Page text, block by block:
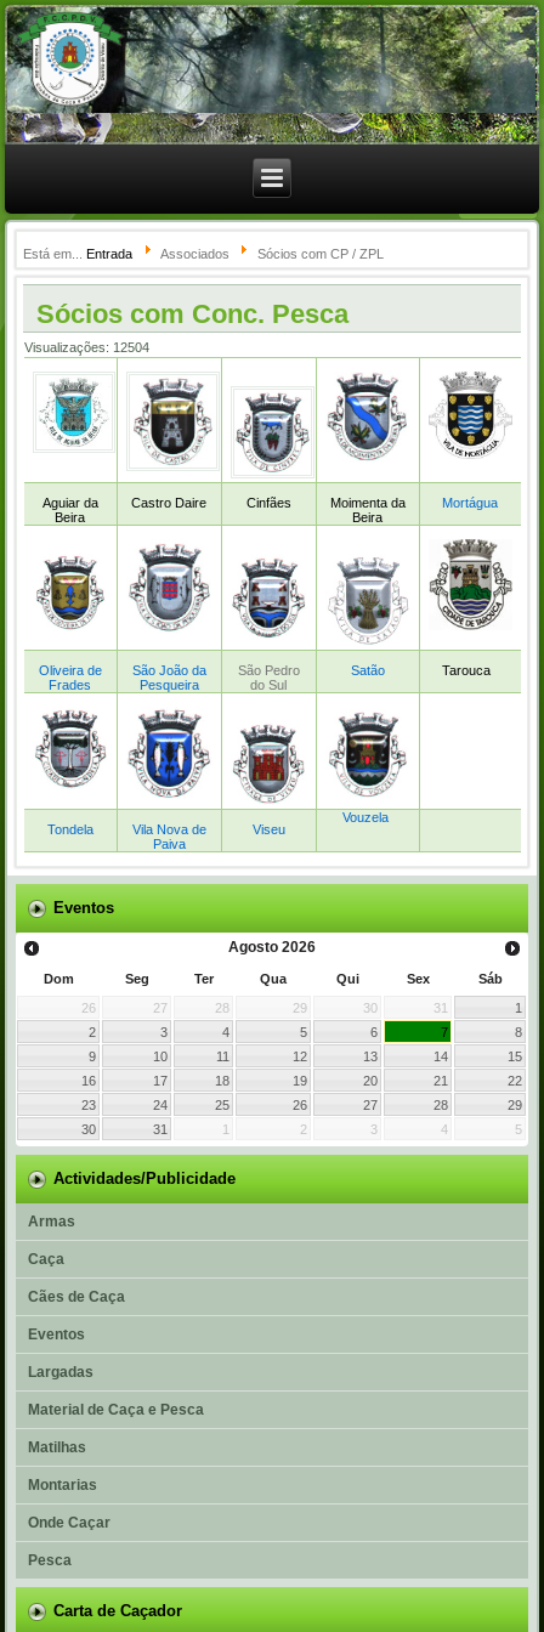
Está em...Entrada Associados Sócios com CP / ZPL
Sócios com Conc. Pesca
Visualizações: 12504
Aguiar da
Beira
Castro Daire Cinfães
Moimenta da
Beira
Mortágua
Oliveira de
Frades
São João da
Pesqueira
São Pedro
do Sul
Satão Tarouca
Tondela
Vila Nova de
Paiva
Viseu
Vouzela
Eventos
Agosto 2026
Dom Seg Ter Qua Qui Sex
Sáb
26
27 28 29 30 31
1
2
3 4 5 6 7
8
9
10 11 12 13 14
15
16
17 18 19 20 21
22
23
24 25 26 27 28
29
30
31 1 2 3 4 5
Actividades/Publicidade
Armas
Caça
Cães de Caça
Eventos
Largadas
Material de Caça e Pesca
Matilhas
Montarias
Onde Caçar
Pesca
Carta de Caçador